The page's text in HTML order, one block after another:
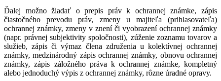
Ďalej možno žiadať o prepis práv k ochrannej známke, zápis
čiastočného prevodu práv, zmeny u majiteľa (prihlasovateľa)
ochrannej známky, zmeny v znení či vyobrazení ochrannej známky
(napr. právnej subjektivity spoločnosti), zúženie zoznamu tovarov a
služieb, zápis či výmaz člena združenia u kolektívnej ochrannej
známky, medzinárodný zápis ochrannej známky, obnovu ochrannej
známky, zápis záložného práva k ochrannej známke, kompletný
alebo jednoduchý výpis z ochrannej známky, rôzne úradné opravy.